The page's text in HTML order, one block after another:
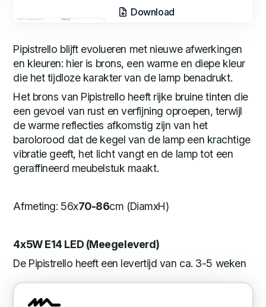
Download
Pipistrello blijft evolueren met nieuwe afwerkingen
en kleuren: hier is brons, een warme en diepe kleur
die het tijdloze karakter van de lamp benadrukt.
Het brons van Pipistrello heeft rijke bruine tinten die
een gevoel van rust en verfijning oproepen, terwijl
de warme reflecties afkomstig zijn van het
barolorood dat de kegel van de lamp een krachtige
vibratie geeft, het licht vangt en de lamp tot een
geraffineerd meubelstuk maakt.
Afmeting: 56x70-86cm (DiamxH)
4x5W E14 LED (Meegeleverd)
De Pipistrello heeft een levertijd van ca. 3-5 weken